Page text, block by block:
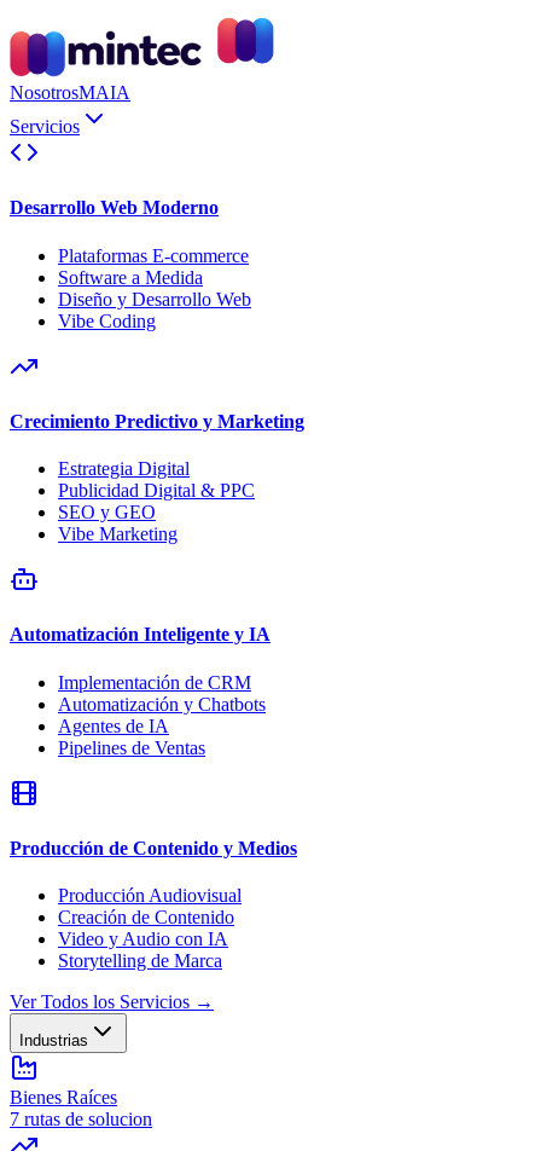
NosotrosMAIA
Servicios
Desarrollo Web Moderno
Plataformas E-commerce
Software a Medida
Diseño y Desarrollo Web
Vibe Coding
Crecimiento Predictivo y Marketing
Estrategia Digital
Publicidad Digital & PPC
SEO y GEO
Vibe Marketing
Automatización Inteligente y IA
Implementación de CRM
Automatización y Chatbots
Agentes de IA
Pipelines de Ventas
Producción de Contenido y Medios
Producción Audiovisual
Creación de Contenido
Video y Audio con IA
Storytelling de Marca
Ver Todos los Servicios →
Industrias
Bienes Raíces
7 rutas de solucion